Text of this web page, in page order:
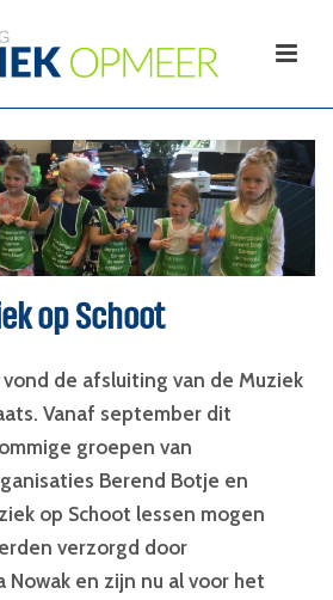
op Schoot
de afsluiting van de Muziek
Vanaf september dit
groepen van
Berend Botje en
op Schoot lessen mogen
verzorgd door
Nowak en zijn nu al voor het